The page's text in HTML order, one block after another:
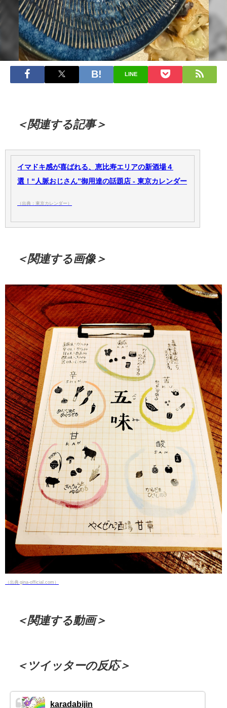
LINE
＜関連する記事＞
イマドキ感が喜ばれる、恵比寿エリアの新酒場４
選！“人脈おじさん”御用達の話題店 - 東京カレンダー
（出典：東京カレンダー）
＜関連する画像＞
（出典 gina-official.com）
＜関連する動画＞
＜ツイッターの反応＞
karadabijin